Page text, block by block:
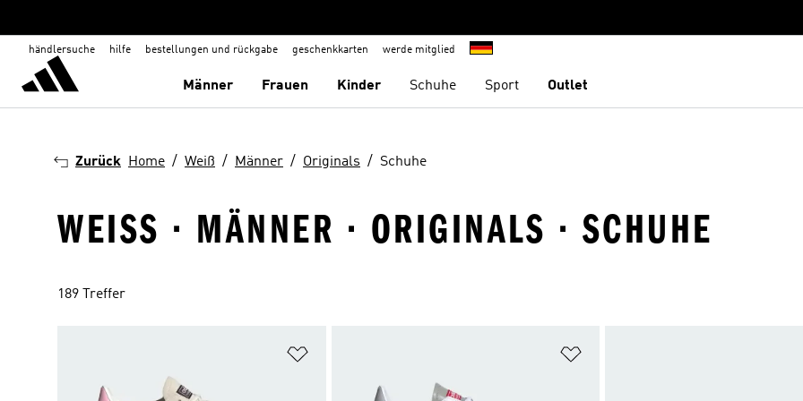
händlersuche hilfe bestellungen und rückgabe geschenkkarten werde mitglied
Männer Frauen Kinder Schuhe Sport Outlet
Zurück Home Weiß Männer Originals Schuhe
WEISS · MÄNNER · ORIGINALS · SCHUHE
189 Treffer